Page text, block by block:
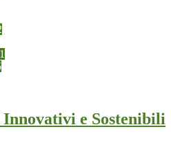
1
e Sostenibili